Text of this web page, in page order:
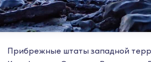
Прибрежные штаты западной